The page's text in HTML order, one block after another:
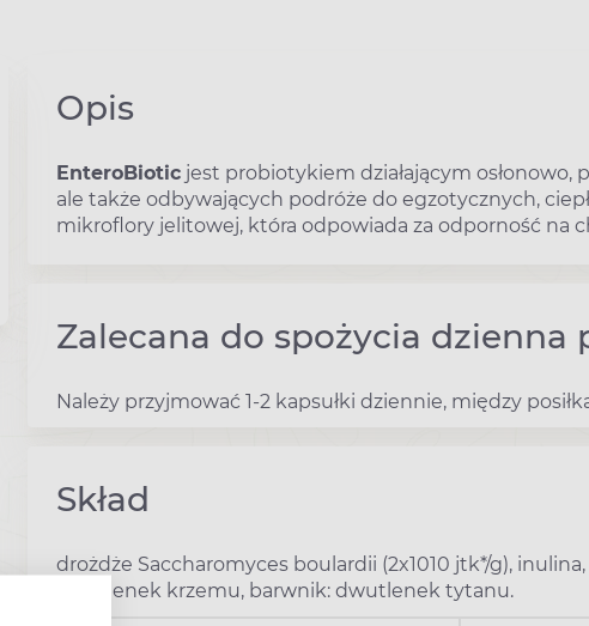
Opis
EnteroBiotic jest probiotykiem działającym osłonowo,
ale także odbywających podróże do egzotycznych,
mikroflory jelitowej, która odpowiada za odporność na
Zalecana do spożycia dzienna
Należy przyjmować 1-2 kapsułki dziennie, między
Skład
drożdże Saccharomyces boulardii (2x1010 jtk*/g),
dwutlenek krzemu, barwnik: dwutlenek tytanu.